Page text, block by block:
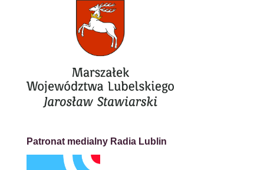
Patronat medialny Radia Lublin